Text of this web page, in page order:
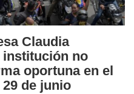
Claudia
institución no
oportuna en el
de junio